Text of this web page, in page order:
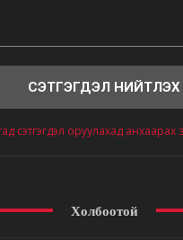
сэтгэгдэл оруулахад анхаарах
Холбоотой